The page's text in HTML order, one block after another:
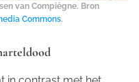
van Compiègne. Bron
Commons.